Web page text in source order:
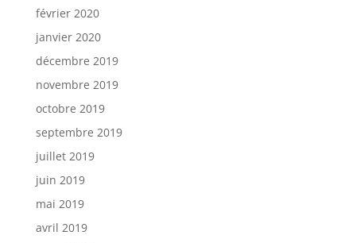
février 2020
janvier 2020
décembre 2019
novembre 2019
octobre 2019
septembre 2019
juillet 2019
juin 2019
mai 2019
avril 2019